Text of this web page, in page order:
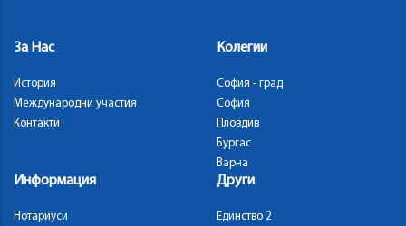
За Нас
История
Международни участия
Контакти
Колегии
София - град
София
Пловдив
Бургас
Варна
Информация
Нотариуси
Други
Единство 2